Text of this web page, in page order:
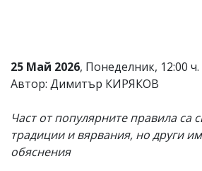
въвеждат
от
читателите
редакцията
не
носи
отговорност
25 Май 2026, Понеделник, 12:00 ч.
Автор: Димитър КИРЯКОВ
Част от популярните правила са
традиции и вярвания, но други
обяснения